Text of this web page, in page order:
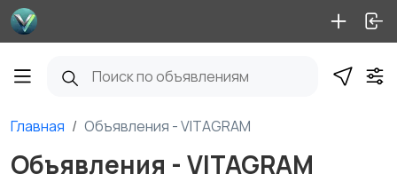
Главная Объявления - VITAGRAM
Объявления - VITAGRAM